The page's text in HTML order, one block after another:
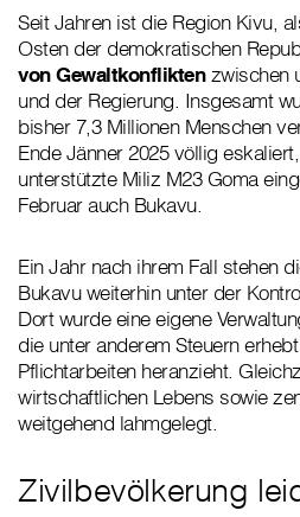
Seit Jahren ist die Region Kivu,
Osten der demokratischen
von Gewaltkonfliktenzwischen
und der Regierung. Insgesamt
bisher 7,3 Millionen Menschen
Ende Jänner 2025 völlig
unterstützte Miliz M23 Goma
Februar auch Bukavu.
Ein Jahr nach ihrem Fall stehen
Bukavu weiterhin unter der
Dort wurde eine eigene
die unter anderem Steuern
Pflichtarbeiten heranzieht.
wirtschaftlichen Lebens sowie
weitgehend lahmgelegt.
Zivilbevölkerung